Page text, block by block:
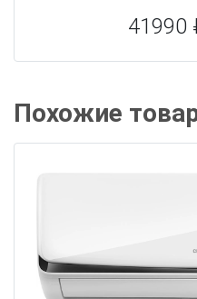
41990
Похожие